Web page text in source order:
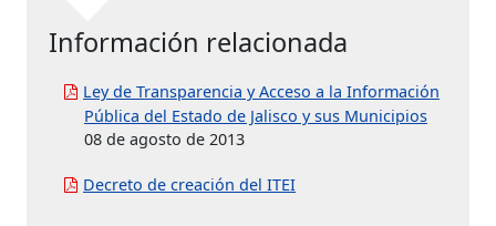
Información relacionada
Ley de Transparencia y Acceso a la Información
Pública del Estado de Jalisco y sus Municipios
08 de agosto de 2013
Decreto de creación del ITEI